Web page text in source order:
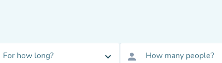
For how long? expand_more person How many people?